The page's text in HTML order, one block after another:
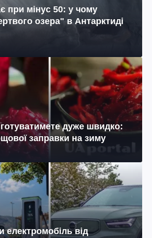
при мінус 50: у чому
озера" в Антарктиді
дуже швидко:
заправки на зиму
електромобіль від